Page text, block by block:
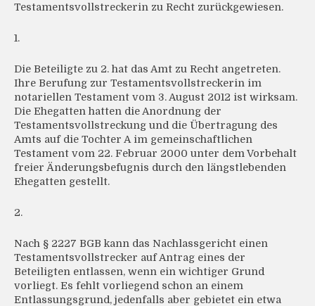
Testamentsvollstreckerin zu Recht zurückgewiesen.
1.
Die Beteiligte zu 2. hat das Amt zu Recht angetreten.
Ihre Berufung zur Testamentsvollstreckerin im
notariellen Testament vom 3. August 2012 ist wirksam.
Die Ehegatten hatten die Anordnung der
Testamentsvollstreckung und die Übertragung des
Amts auf die Tochter A im gemeinschaftlichen
Testament vom 22. Februar 2000 unter dem Vorbehalt
freier Änderungsbefugnis durch den längstlebenden
Ehegatten gestellt.
2.
Nach § 2227 BGB kann das Nachlassgericht einen
Testamentsvollstrecker auf Antrag eines der
Beteiligten entlassen, wenn ein wichtiger Grund
vorliegt. Es fehlt vorliegend schon an einem
Entlassungsgrund, jedenfalls aber gebietet ein etwa